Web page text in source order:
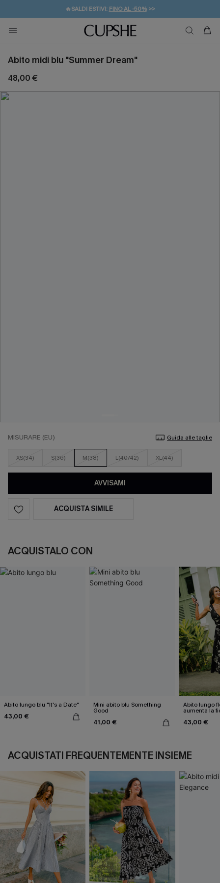
🔥SALDI ESTIVI: FINO AL -50%>>
🚚SPEDIZIONE GRATUITA DA 49€
💌REGALO PER I NUOVI: 20% DI SCONTO*
Abito midi blu "Summer Dream"
48,00 €
MISURARE (EU) Guida alle taglie
XS(34) S(36) M(38) L(40/42) XL(44)
AVVISAMI
ACQUISTA SIMILE
ACQUISTALO CON
Abito lungo blu "It's a Date"
43,00 €
Mini abito blu Something
Good
41,00 €
Abito lungo
aumenta la
43,00 €
ACQUISTATI FREQUENTEMENTE INSIEME